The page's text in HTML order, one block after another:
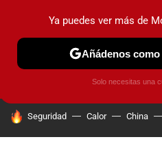
PRUEBAS COCHES
HOY SE HABLA DE
Seguridad Calor China
Ya puedes ver más de
Añádenos
Solo necesitas una